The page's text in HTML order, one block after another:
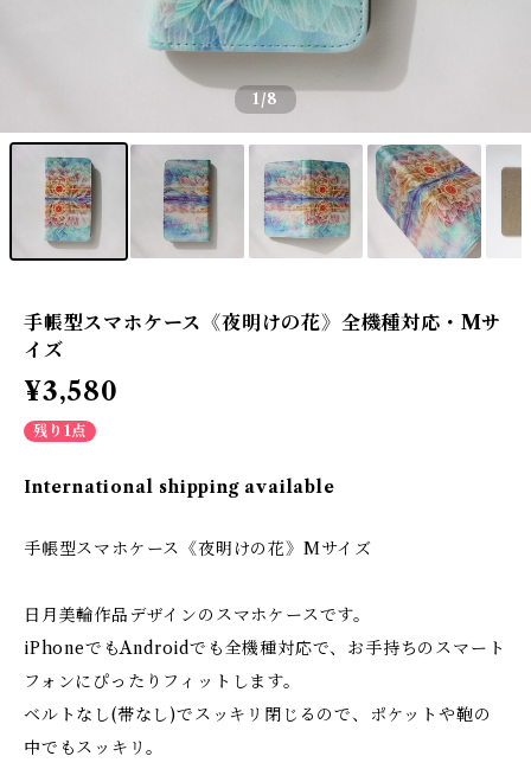
1/8
手帳型スマホケース《夜明けの花》全機種対応・Mサ
イズ
¥3,580
残り1点
International shipping available
手帳型スマホケース《夜明けの花》Mサイズ
日月美輪作品デザインのスマホケースです。
iPhoneでもAndroidでも全機種対応で、お手持ちのスマート
フォンにぴったりフィットします。
ベルトなし(帯なし)でスッキリ閉じるので、ポケットや鞄の
中でもスッキリ。